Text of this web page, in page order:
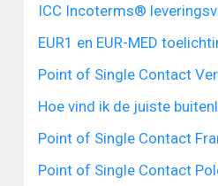
ICC Incoterms®
EUR1 en EUR-MED
Point of Single Contact
Hoe vind ik de juiste
Point of Single Contact
Point of Single Contact